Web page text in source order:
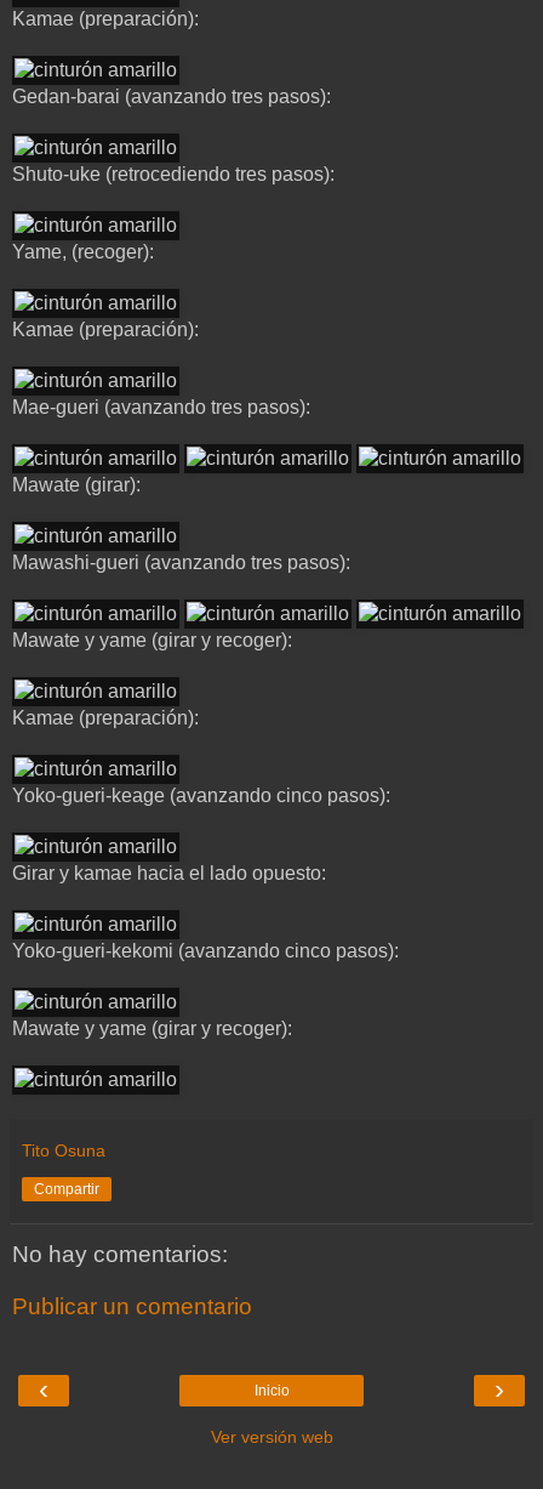
Kamae (preparación):
Gedan-barai (avanzando tres pasos):
Shuto-uke (retrocediendo tres pasos):
Yame, (recoger):
Kamae (preparación):
Mae-gueri (avanzando tres pasos):
Mawate (girar):
Mawashi-gueri (avanzando tres pasos):
Mawate y yame (girar y recoger):
Kamae (preparación):
Yoko-gueri-keage (avanzando cinco pasos):
Girar y kamae hacia el lado opuesto:
Yoko-gueri-kekomi (avanzando cinco pasos):
Mawate y yame (girar y recoger):
Tito Osuna
Compartir
No hay comentarios:
Publicar un comentario
‹ ›
Inicio
Ver versión web